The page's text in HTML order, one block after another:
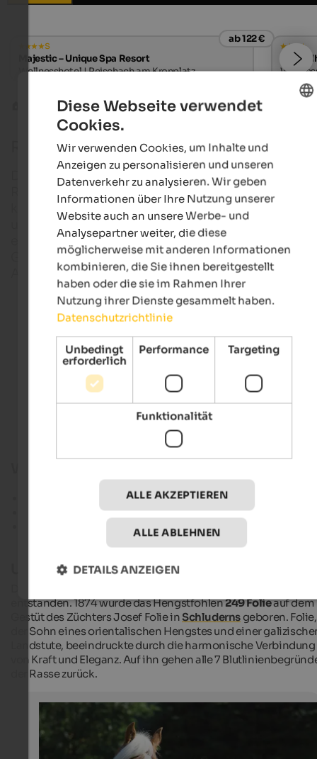
s
ab 122 €
Majestic – Unique Spa Resort
Wellnesshotel | Reischach am Kronplatz
Reiturlaub Südtirol Reiten im Vinschgau
Reiten im Vinschgau
Der Vinschgau im Westen Südtirols ist ein
Revier für Reiter. Wer hier seinen Reiturlaub
kann sich nicht über familienfreundliche Reiterhöfe
und komfortable Hotels freuen, sondern auch über
eine einmalige Landschaft zwischen den
Gletscherriesen im Ortlergebiet und in den
Hotels im Vinschgau
Ferienwohnungen im Vinschgau
Reiten in Südtirol
Große und kleine Pferdefreunde haben in Südtirol viele
Möglichkeiten ihrem liebsten Hobby nachzugehen
die herrliche Naturlandschaft zu entdecken.
Ursprung der Haflinger-Pferde
Tagesritte im Nationalpark Stilfserjoch
Schönes Gebiet für Kutschfahrten im Sommer und
Pferdeschlittenfahrtenim Winter
Ursprung der Haflinger
entstanden. 1874 wurde das Hengstfohlen249 Folieauf dem
Gestüt des Züchters Josef Folie inSchluderns geboren. Folie,
der Sohn eines orientalischen Hengstes und einer
Landstute, beeindruckte durch die harmonische Verbindung
von Kraft und Eleganz. Auf ihn gehen alle 7
der Rasse zurück.
GERMAN
Diese Webseite verwendet
Cookies.
Wir verwenden Cookies, um Inhalte und
Anzeigen zu personalisieren und unseren
Datenverkehr zu analysieren. Wir geben
Informationen über Ihre Nutzung unserer
Website auch an unsere Werbe- und
Analysepartner weiter, die diese
möglicherweise mit anderen Informationen
kombinieren, die Sie ihnen bereitgestellt
haben oder die sie im Rahmen Ihrer
Nutzung ihrer Dienste gesammelt haben.
Datenschutzrichtlinie
Unbedingt
erforderlich
Performance Targeting
Funktionalität
ALLE AKZEPTIEREN
ALLE ABLEHNEN
DETAILS ANZEIGEN